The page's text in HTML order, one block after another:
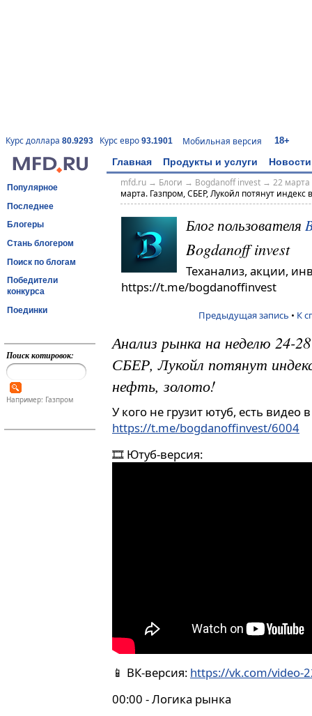
Курс доллара 80.9293 Курс евро 93.1901 Мобильная версия 18+
Главная Продукты и услуги Новости
Популярное
Последнее
Блогеры
Стань блогером
Поиск по блогам
Победители
конкурса
Поединки
Поиск котировок:
Например: Газпром
mfd.ru→ Блоги → Bogdanoff invest→ 22 марта
марта. Газпром, СБЕР, Лукойл потянут индекс
Блог пользователя
Bogdanoff invest
Теханализ, акции,
https://t.me/bogdanoffinvest
Предыдущая запись • К
Анализ рынка на неделю 24-
СБЕР, Лукойл потянут
нефть, золото!
У кого не грузит ютуб, есть видео
https://t.me/bogdanoffinvest/6004
🎞 Ютуб-версия:
📱 ВК-версия: https://vk.com/video-
00:00 - Логика рынка